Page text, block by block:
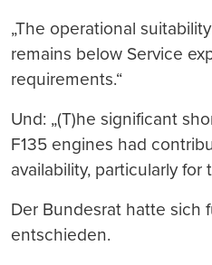
„The operational
remains below Service
requirements.“
Und: „(T)he significant
F135 engines had
availability, particularly for
Der Bundesrat hatte sich
entschieden.